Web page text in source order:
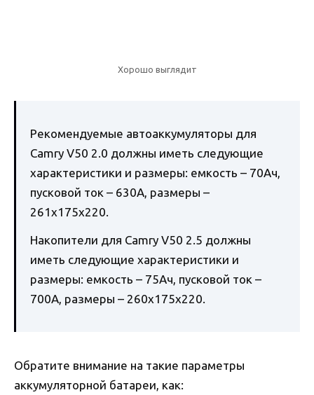
Хорошо выглядит
Рекомендуемые автоаккумуляторы для
Camry V50 2.0 должны иметь следующие
характеристики и размеры: емкость – 70Ач,
пусковой ток – 630А, размеры –
261x175x220.
Накопители для Camry V50 2.5 должны
иметь следующие характеристики и
размеры: емкость – 75Ач, пусковой ток –
700А, размеры – 260x175x220.
Обратите внимание на такие параметры
аккумуляторной батареи, как: